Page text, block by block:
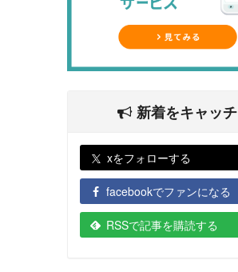
新着をキャッチ
xをフォローする
facebookでファンになる
RSSで記事を購読する